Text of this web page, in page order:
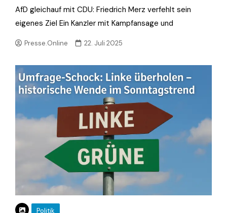
AfD gleichauf mit CDU: Friedrich Merz verfehlt sein
eigenes Ziel Ein Kanzler mit Kampfansage und
Presse.Online 22. Juli 2025
Politik